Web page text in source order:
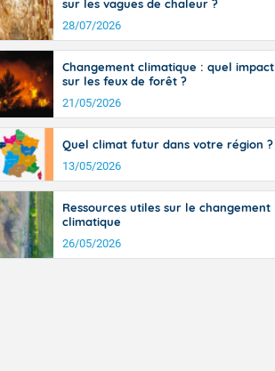
de
sur les vagues de chaleur ?
28/07/2026
Changement climatique : quel impact
sur les feux de forêt ?
21/05/2026
Quel climat futur dans votre région ?
13/05/2026
Ressources utiles sur le changement
climatique
26/05/2026